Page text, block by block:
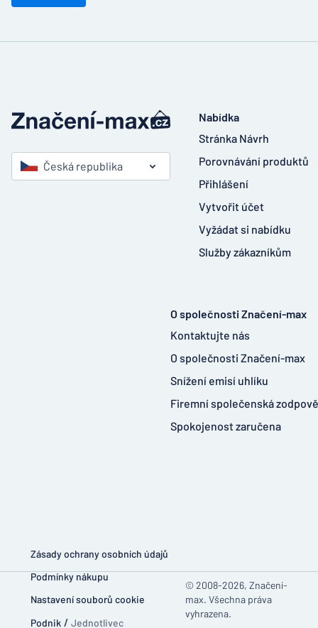
Česká republika
Nabídka
Stránka Návrh
Porovnávání produktů
Přihlášení
Vytvořit účet
Vyžádat si nabídku
Služby zákazníkům
O společnosti Značení-max
Kontaktujte nás
O společnosti Značení-max
Snížení emisí uhlíku
Firemní společenská
Spokojenost zaručena
Zásady ochrany osobních údajů
Podmínky nákupu
Nastavení souborů cookie
Podnik / Jednotlivec
© 2008-2026, Značení-
max. Všechna práva
vyhrazena.